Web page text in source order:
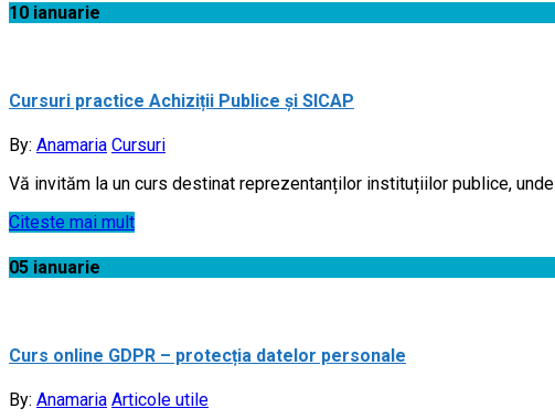
10 ianuarie
Cursuri practice Achiziții Publice și SICAP
By: Anamaria Cursuri
Vă invităm la un curs destinat reprezentanților instituțiilor publice,
Citeste mai mult
05 ianuarie
Curs online GDPR – protecția datelor personale
By: Anamaria Articole utile